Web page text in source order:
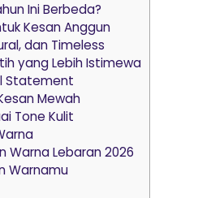
Ini Berbeda?
Kesan Anggun
dan Timeless
yang Lebih Istimewa
Statement
Mewah
Tone Kulit
Warna Lebaran 2026
Warnamu